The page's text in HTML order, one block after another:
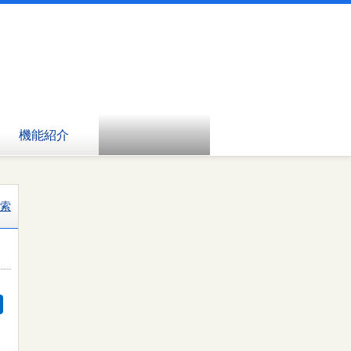
機能紹介